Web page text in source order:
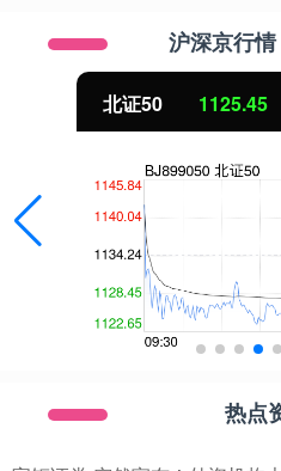
沪深京行
北证50 1125.45
热点